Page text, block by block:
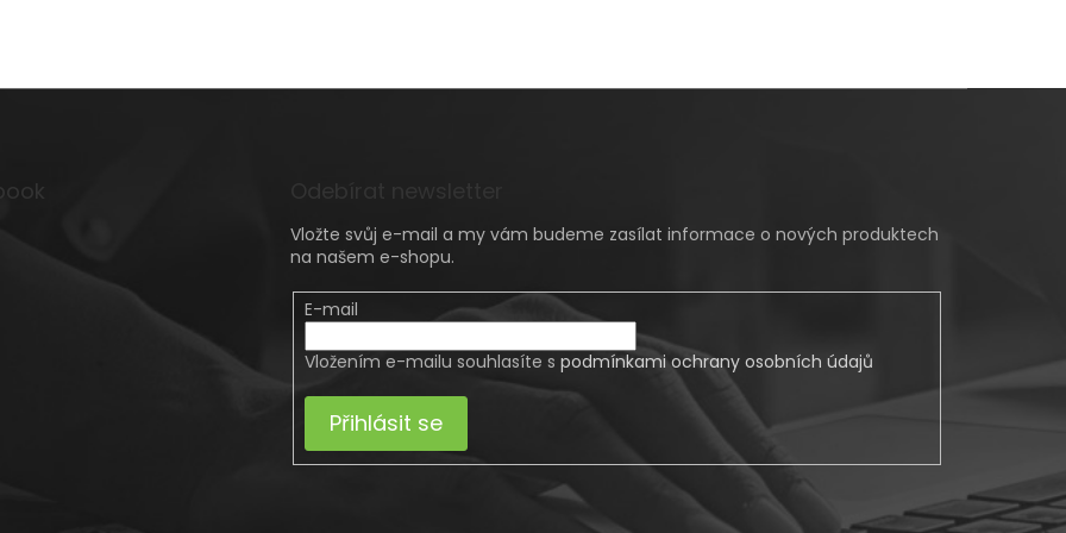
Vložte svůj e-mail a my vám budeme zasílat informace o nových produktech
na našem e-shopu.
E-mail
Vložením e-mailu souhlasíte s podmínkami ochrany osobních údajů
Přihlásit se